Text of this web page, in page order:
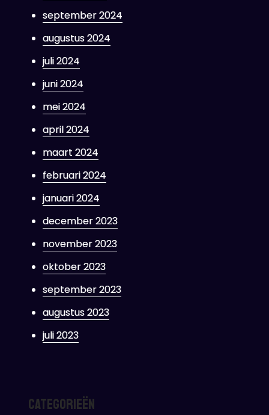
september 2024
augustus 2024
juli 2024
juni 2024
mei 2024
april 2024
maart 2024
februari 2024
januari 2024
december 2023
november 2023
oktober 2023
september 2023
augustus 2023
juli 2023
Categorieën